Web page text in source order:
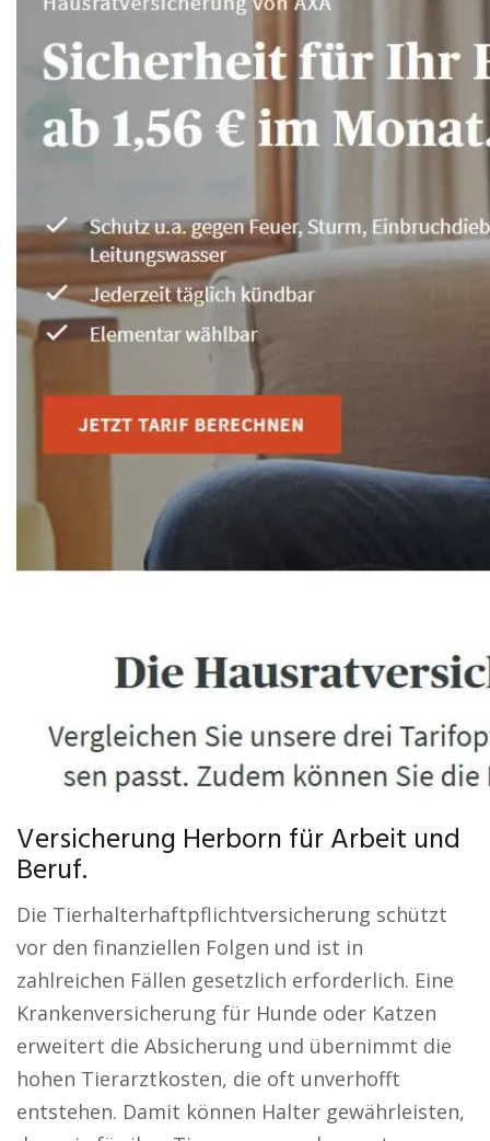
Versicherung Herborn für Arbeit und
Beruf.
Die Tierhalterhaftpflichtversicherung schützt
vor den finanziellen Folgen und ist in
zahlreichen Fällen gesetzlich erforderlich. Eine
Krankenversicherung für Hunde oder Katzen
erweitert die Absicherung und übernimmt die
hohen Tierarztkosten, die oft unverhofft
entstehen. Damit können Halter gewährleisten,